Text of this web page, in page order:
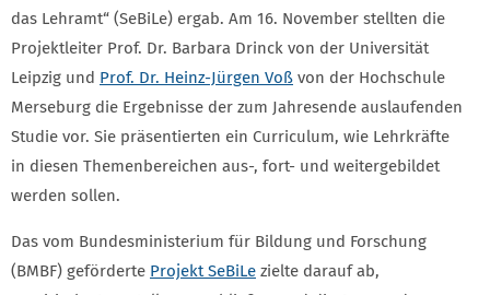
das Lehramt“ (SeBiLe) ergab. Am 16. November stellten die
Projektleiter Prof. Dr. Barbara Drinck von der Universität
Leipzig und Prof. Dr. Heinz-Jürgen Voß von der Hochschule
Merseburg die Ergebnisse der zum Jahresende auslaufenden
Studie vor. Sie präsentierten ein Curriculum, wie Lehrkräfte
in diesen Themenbereichen aus-, fort- und weitergebildet
werden sollen.
Das vom Bundesministerium für Bildung und Forschung
(BMBF) geförderte Projekt SeBiLe zielte darauf ab,